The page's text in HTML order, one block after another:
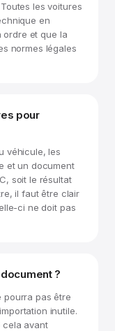
les voitures
en
ordre et que la
normes légales
pour
véhicule, les
et un document
soit le résultat
il faut être clair
ci ne doit pas
?
pourra pas être
inutile.
cela avant